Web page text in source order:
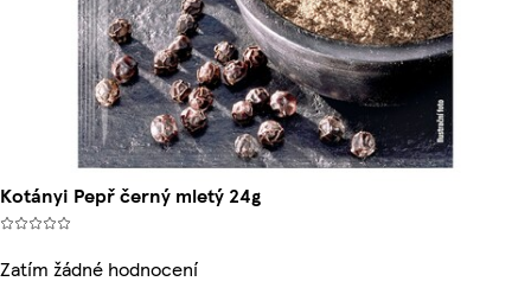
Kotányi Pepř černý mletý 24g
Zatím žádné hodnocení